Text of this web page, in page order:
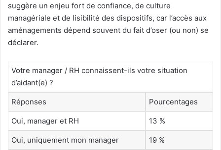
suggère un enjeu fort de confiance, de culture
managériale et de lisibilité des dispositifs, car l’accès aux
aménagements dépend souvent du fait d’oser (ou non) se
déclarer.
Votre manager / RH connaissent-ils votre situation
d’aidant(e) ?
Réponses Pourcentages
Oui, manager et RH 13 %
Oui, uniquement mon manager 19 %